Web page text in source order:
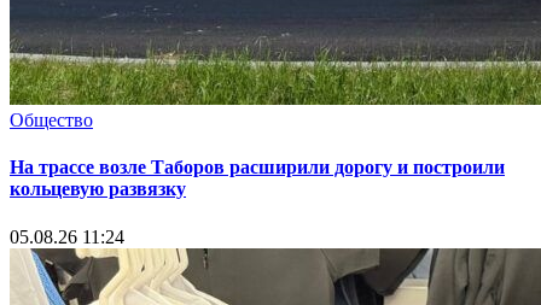
Общество
На трассе возле Таборов расширили дорогу и построили
кольцевую развязку
05.08.26 11:24